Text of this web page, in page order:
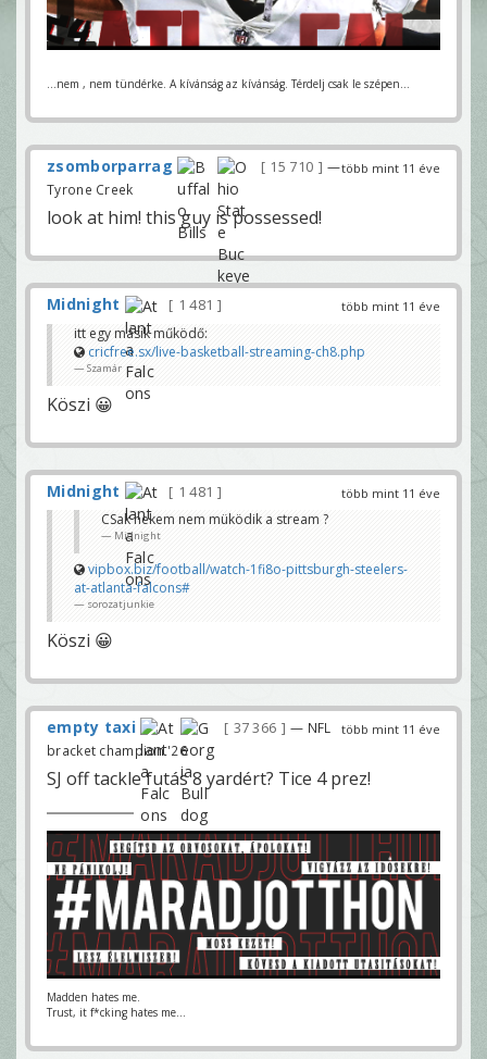
...nem , nem tündérke. A kívánság az kívánság. Térdelj csak le szépen...
több mint 11 éve
zsomborparrag 15 710
—
Tyrone Creek
look at him! this guy is possessed!
több mint 11 éve
Midnight
1 481
itt egy másik működő:
cricfree.sx/live-basketball-streaming-ch8.php
Szamár
Köszi 😀
több mint 11 éve
Midnight
1 481
CSak nekem nem müködik a stream ?
Midnight
vipbox.biz/football/watch-1fi8o-pittsburgh-steelers-
at-atlanta-falcons#
sorozatjunkie
Köszi 😀
több mint 11 éve
empty taxi 37 366
— NFL
bracket champion '26
SJ off tackle futás 8 yardért? Tice 4 prez!
Madden hates me.
Trust, it f*cking hates me...